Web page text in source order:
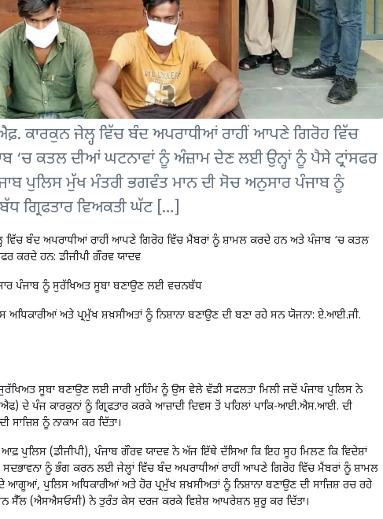
ਕਾਰਕੁਨ ਜੇਲ੍ਹ ਵਿੱਚ ਬੰਦ ਅਪਰਾਧੀਆਂ ਰਾਹੀਂ ਆਪਣੇ ਗਿਰੋਹ ਵਿੱਚ
‘ਚ ਕਤਲ ਦੀਆਂ ਘਟਨਾਵਾਂ ਨੂੰ ਅੰਜ਼ਾਮ ਦੇਣ ਲਈ ਉਨ੍ਹਾਂ ਨੂੰ ਪੈਸੇ ਟ੍ਰਾਂਸਫਰ
ਪੁਲਿਸ ਮੁੱਖ ਮੰਤਰੀ ਭਗਵੰਤ ਮਾਨ ਦੀ ਸੋਚ ਅਨੁਸਾਰ ਪੰਜਾਬ ਨੂੰ
ਗ੍ਰਿਫਤਾਰ ਵਿਅਕਤੀ ਘੱਟ […]
ਵਿੱਚ ਬੰਦ ਅਪਰਾਧੀਆਂ ਰਾਹੀਂ ਆਪਣੇ ਗਿਰੋਹ ਵਿੱਚ ਮੈਂਬਰਾਂ ਨੂੰ ਸ਼ਾਮਲ ਕਰਦੇ ਹਨ ਅਤੇ ਪੰਜਾਬ ‘ਚ ਕਤਲ
ਕਰਦੇ ਹਨ: ਡੀਜੀਪੀ ਗੌਰਵ ਯਾਦਵ
ਪੰਜਾਬ ਨੂੰ ਸੁਰੱਖਿਅਤ ਸੂਬਾ ਬਣਾਉਣ ਲਈ ਵਚਨਬੱਧ
ਅਤੇ ਪ੍ਰਮੁੱਖ ਸ਼ਖ਼ਸੀਅਤਾਂ ਨੂੰ ਨਿਸ਼ਾਨਾ ਬਣਾਉਣ ਦੀ ਬਣਾ ਰਹੇ ਸਨ ਯੋਜਨਾ: ਏ.ਆਈ.ਜੀ.
ਸੂਬਾ ਬਣਾਉਣ ਲਈ ਜਾਰੀ ਮੁਹਿੰਮ ਨੂੰ ਉਸ ਵੇਲੇ ਵੱਡੀ ਸਫਲਤਾ ਮਿਲੀ ਜਦੋਂ ਪੰਜਾਬ ਪੁਲਿਸ ਨੇ
ਦੇ ਪੰਜ ਕਾਰਕੁਨਾਂ ਨੂੰ ਗ੍ਰਿਫਤਾਰ ਕਰਕੇ ਆਜ਼ਾਦੀ ਦਿਵਸ ਤੋਂ ਪਹਿਲਾਂ ਪਾਕਿ-ਆਈ.ਐਸ.ਆਈ. ਦੀ
ਨੂੰ ਨਾਕਾਮ ਕਰ ਦਿੱਤਾ।
ਪੁਲਿਸ (ਡੀਜੀਪੀ), ਪੰਜਾਬ ਗੌਰਵ ਯਾਦਵ ਨੇ ਅੱਜ ਇੱਥੇ ਦੱਸਿਆ ਕਿ ਇਹ ਸੂਹ ਮਿਲਣ ਕਿ ਵਿਦੇਸ਼ਾਂ
ਨੂੰ ਭੰਗ ਕਰਨ ਲਈ ਜੇਲ੍ਹਾਂ ਵਿੱਚ ਬੰਦ ਅਪਰਾਧੀਆਂ ਰਾਹੀਂ ਆਪਣੇ ਗਿਰੋਹ ਵਿੱਚ ਮੈਂਬਰਾਂ ਨੂੰ ਸ਼ਾਮਲ
ਪੁਲਿਸ ਅਧਿਕਾਰੀਆਂ ਅਤੇ ਹੋਰ ਪ੍ਰਮੁੱਖ ਸ਼ਖ਼ਸੀਅਤਾਂ ਨੂੰ ਨਿਸ਼ਾਨਾ ਬਣਾਉਣ ਦੀ ਸਾਜ਼ਿਸ਼ ਰਚ ਰਹੇ
(ਐਸਐਸਓਸੀ) ਨੇ ਤੁਰੰਤ ਕੇਸ ਦਰਜ ਕਰਕੇ ਵਿਸ਼ੇਸ਼ ਆਪਰੇਸ਼ਨ ਸ਼ੁਰੂ ਕਰ ਦਿੱਤਾ।